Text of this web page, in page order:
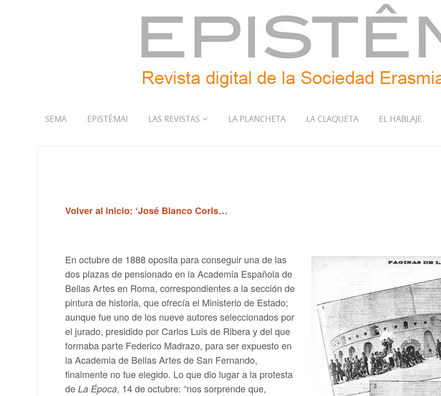
SEMA EPISTÊMAI LAS REVISTAS LA PLANCHETA LA CLAQUETA EL HABLAJE
Volver al inicio: ‘José Blanco Coris…
En octubre de 1888 oposita para conseguir una de las
dos plazas de pensionado en la Academia Española de
Bellas Artes en Roma, correspondientes a la sección de
pintura de historia, que ofrecía el Ministerio de Estado;
aunque fue uno de los nueve autores seleccionados por
el jurado, presidido por Carlos Luis de Ribera y del que
formaba parte Federico Madrazo, para ser expuesto en
la Academia de Bellas Artes de San Fernando,
finalmente no fue elegido. Lo que dio lugar a la protesta
de La Época, 14 de octubre: “nos sorprende que,